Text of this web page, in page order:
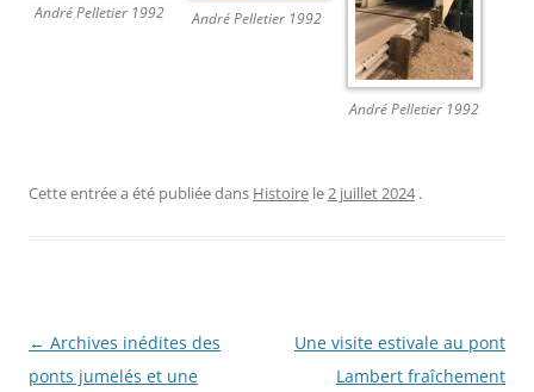
André Pelletier 1992 André Pelletier 1992
André Pelletier 1992
Cette entrée a été publiée dans Histoire le2 juillet 2024 .
N
a
← Archives inédites des
ponts jumelés et une
Une visite estivale au pont
Lambert fraîchement